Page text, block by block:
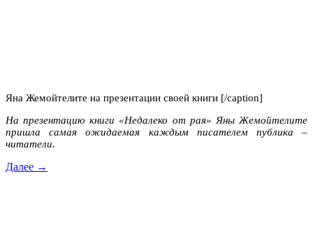
Яна Жемойтелите на презентации своей книги [/caption]
На презентацию книги «Недалеко от рая» Яны Жемойтелите
пришла самая ожидаемая каждым писателем публика –
читатели.
Далее →